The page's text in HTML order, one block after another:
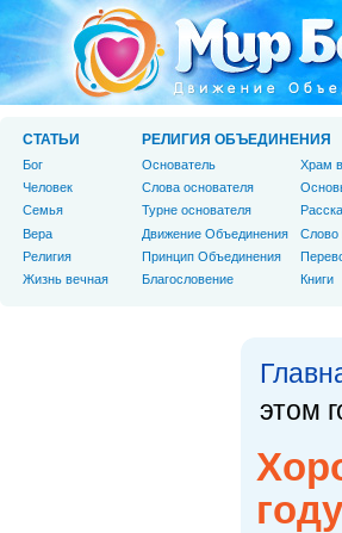
этом
году
СТАТЬИ
Бог
Человек
Cемья
Вера
Религия
Жизнь вечная
РЕЛИГИЯ ОБЪЕДИНЕНИЯ
Основатель
Слова основателя
Турне основателя
Движение Объединения
Принцип Объединения
Благословение
Храм
Слово
Книги